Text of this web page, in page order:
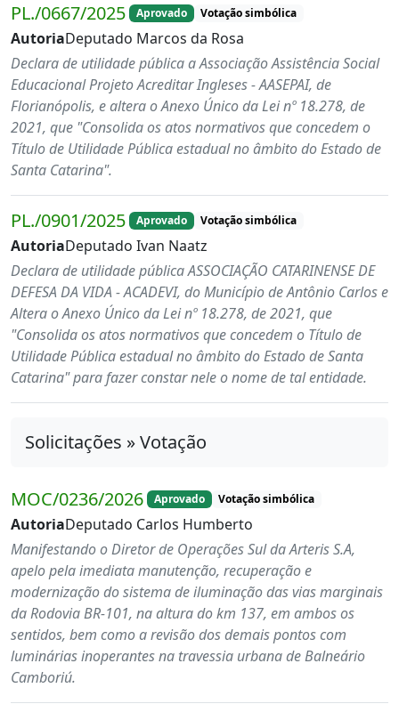
PL./0667/2025 Aprovado Votação simbólica
AutoriaDeputado Marcos da Rosa
Declara de utilidade pública a Associação Assistência Social
Educacional Projeto Acreditar Ingleses - AASEPAI, de
Florianópolis, e altera o Anexo Único da Lei nº 18.278, de
2021, que "Consolida os atos normativos que concedem o
Título de Utilidade Pública estadual no âmbito do Estado de
Santa Catarina".
PL./0901/2025 Aprovado Votação simbólica
AutoriaDeputado Ivan Naatz
Declara de utilidade pública ASSOCIAÇÃO CATARINENSE DE
DEFESA DA VIDA - ACADEVI, do Município de Antônio Carlos e
Altera o Anexo Único da Lei nº 18.278, de 2021, que
"Consolida os atos normativos que concedem o Título de
Utilidade Pública estadual no âmbito do Estado de Santa
Catarina" para fazer constar nele o nome de tal entidade.
Solicitações » Votação
MOC/0236/2026 Aprovado Votação simbólica
AutoriaDeputado Carlos Humberto
Manifestando o Diretor de Operações Sul da Arteris S.A,
apelo pela imediata manutenção, recuperação e
modernização do sistema de iluminação das vias marginais
da Rodovia BR-101, na altura do km 137, em ambos os
sentidos, bem como a revisão dos demais pontos com
luminárias inoperantes na travessia urbana de Balneário
Camboriú.